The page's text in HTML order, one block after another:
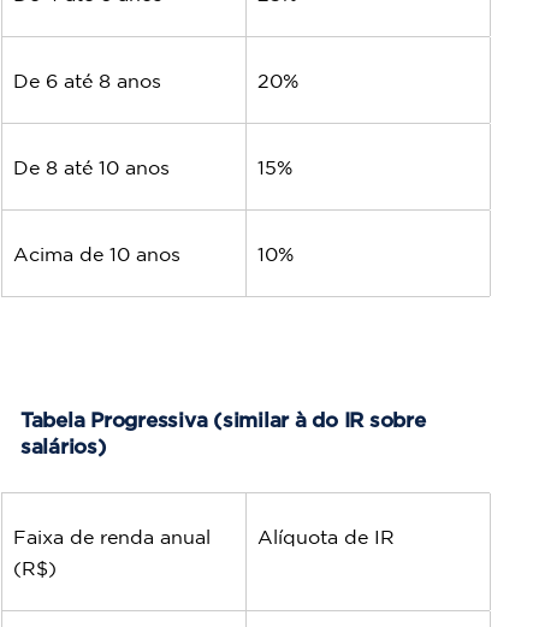
De 6 até 8 anos 20%
De 8 até 10 anos 15%
Acima de 10 anos 10%
Tabela Progressiva (similar à do IR sobre
salários)
Faixa de renda anual
(R$)
Alíquota de IR